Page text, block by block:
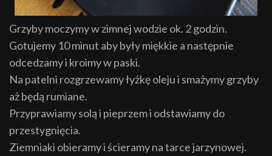
Grzyby moczymy w zimnej wodzie ok. 2 godzin.
Gotujemy 10 minut aby były miękkie a następnie
odcedzamy i kroimy w paski.
Na patelni rozgrzewamy łyżkę oleju i smażymy grzyby
aż będą rumiane.
Przyprawiamy solą i pieprzem i odstawiamy do
przestygnięcia.
Ziemniaki obieramy i ścieramy na tarce jarzynowej.